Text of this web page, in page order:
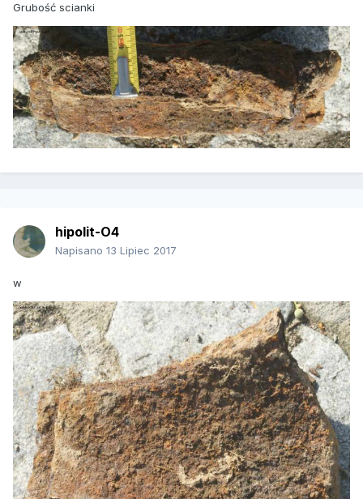
Grubość scianki
hipolit-O4
Napisano 13 Lipiec 2017
w